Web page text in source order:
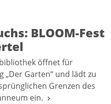
BLOOM-Fest
öffnet für
„Der Garten“ und lädt zu
Grenzen des
ein.